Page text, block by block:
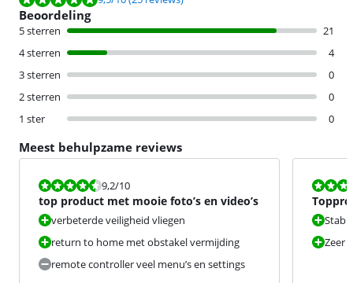
Beoordeling
5 sterren
21
4 sterren
4
3 sterren
0
2 sterren
0
1 ster
0
Meest behulpzame reviews
Beoordeling is 9,2 van de 10.
9,2/10
top product met mooie foto’s en video’s
verbeterde veiligheid vliegen
return to home met obstakel vermijding
remote controller veel menu’s en settings
Zeer